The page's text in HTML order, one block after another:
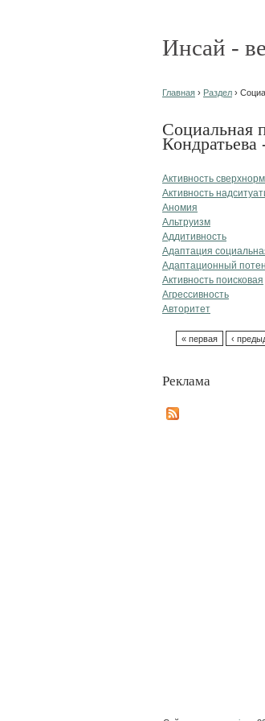
Инсай -
Главная › Раздел ›
Социальная
Кондратьева
Активность
Активность
Аномия
Альтруизм
Аддитивность
Адаптация
Адаптационный
Активность поисковая
Агрессивность
Авторитет
« первая ‹
Реклама